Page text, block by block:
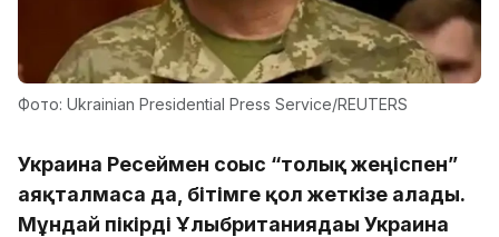
Фото: Ukrainian Presidential Press Service/REUTERS
Украина Ресеймен соғыс “толық жеңіспен”
аяқталмаса да, бітімге қол жеткізе алады.
Мұндай пікірді Ұлыбританиядағы Украина